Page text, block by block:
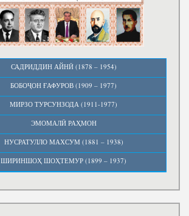
САДРИДДИН АЙНӢ (1878 – 1954)
БОБОҶОН ҒАФУРОВ (1909 – 1977)
МИРЗО ТУРСУНЗОДА (1911-1977)
ЭМОМАЛӢ РАҲМОН
НУСРАТУЛЛО МАХСУМ (1881 – 1938)
ШИРИНШОҲ ШОҲТЕМУР (1899 – 1937)